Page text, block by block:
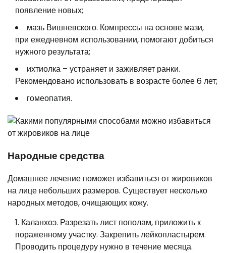
появление новых;
мазь Вишневского. Компрессы на основе мази,
при ежедневном использовании, помогают добиться
нужного результата;
ихтиолка – устраняет и заживляет ранки.
Рекомендовано использовать в возрасте более 6 лет;
гомеопатия.
Народные средства
Домашнее лечение поможет избавиться от жировиков
на лице небольших размеров. Существует несколько
народных методов, очищающих кожу.
Каланхоэ. Разрезать лист пополам, приложить к
пораженному участку. Закрепить лейкопластырем.
Проводить процедуру нужно в течение месяца.